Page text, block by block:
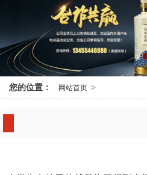
您的位置： 网站首页 >